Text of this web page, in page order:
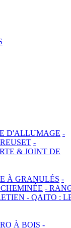
D'ALLUMAGE -
-
& JOINT DE
À GRANULÉS -
-
- QAITO :
À BOIS -